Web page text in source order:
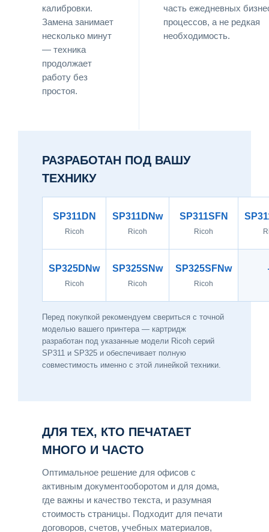
калибровки.
Замена занимает
несколько минут
— техника
продолжает
работу без
простоя.
часть ежедневных
процессов, а не редкая
необходимость.
РАЗРАБОТАН ПОД ВАШУ
ТЕХНИКУ
SP311DN
Ricoh
SP311DNw
Ricoh
SP311SFN
Ricoh
SP325DNw
Ricoh
SP325SNw
Ricoh
SP325SFNw
Ricoh
Перед покупкой рекомендуем свериться с точной
моделью вашего принтера — картридж
разработан под указанные модели Ricoh серий
SP311 и SP325 и обеспечивает полную
совместимость именно с этой линейкой техники.
ДЛЯ ТЕХ, КТО ПЕЧАТАЕТ
МНОГО И ЧАСТО
Оптимальное решение для офисов с
активным документооборотом и для дома,
где важны и качество текста, и разумная
стоимость страницы. Подходит для печати
договоров, счетов, учебных материалов,